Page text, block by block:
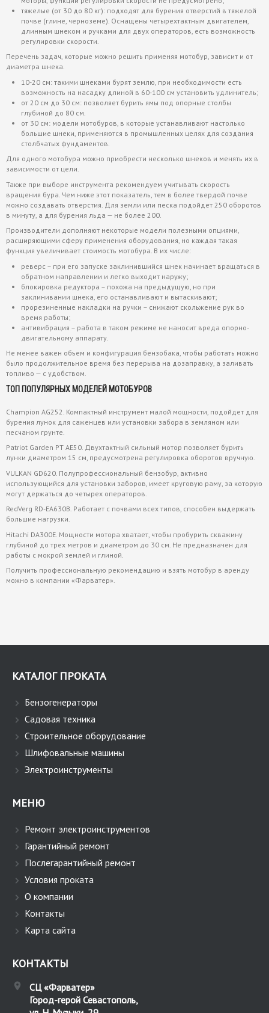
тяжелые (от 30 до 80 кг): подходят для бурения отверстий в тяжелой
почве (глине, черноземе). Оснащены четырехтактным двигателем,
длинным шнеком и ручками для двух операторов, есть возможность
регулировки скорости.
Перечень задач, которые можно решить применяя мотобур, зависит и от
диаметра шнека.
10-20 см: такими шнеками бурят землю, при необходимости есть
возможность на насадку длиной в 60-100 см установить удлинитель;
от 20 см до 30 см: позволяет бурить ямы под опорные столбы
глубиной до 80 см.
от 30 см: модели мотобуров, в которые устанавливают настолько
большие шнеки, применяются в промышленных целях для создания
столбчатых фундаментов.
Для одного мотобура можно приобрести несколько шнеков и менять их в
зависимости от цели.
Также при выборе инструмента рекомендуем учитывать скорость
вращения бура. Чем ниже этот показатель, тем в более твердой почве
можно создавать отверстия. Для земли или песка подойдет 250 оборотов
в минуту, а для бурения льда — не более 200.
Производители дополняют некоторые модели полезными опциями,
расширяющими сферу применения оборудования, но каждая такая
функция увеличивает стоимость мотобура. В их числе:
реверс – при его запуске заклинившийся шнек начинает вращаться в
обратном направлении и легко выходит наружу;
блокировка редуктора – похожа на предыдущую, но при
заклинивании шнека, его останавливают и вытаскивают;
прорезиненные накладки на ручки – снижают скольжение рук во
время работы;
антивибрация – работа в таком режиме не наносит вреда опорно-
двигательному аппарату.
Не менее важен объем и конфигурация бензобака, чтобы работать можно
было продолжительное время без перерыва на дозаправку, а заливать
топливо — с удобством.
ТОП ПОПУЛЯРНЫХ МОДЕЛЕЙ МОТОБУРОВ
Champion AG252. Компактный инструмент малой мощности, подойдет для
бурения лунок для саженцев или установки забора в земляном или
песчаном грунте.
Patriot Garden PT AE50. Двухтактный сильный мотор позволяет бурить
лунки диаметром 15 см, предусмотрена регулировка оборотов вручную.
VULKAN GD620. Полупрофессиональный бензобур, активно
использующийся для установки заборов, имеет круговую раму, за которую
могут держаться до четырех операторов.
RedVerg RD-EA630B. Работает с почвами всех типов, способен выдержать
большие нагрузки.
Hitachi DA300E. Мощности мотора хватает, чтобы пробурить скважину
глубиной до трех метров и диаметром до 30 см. Не предназначен для
работы с мокрой землей и глиной.
Получить профессиональную рекомендацию и взять мотобур в аренду
можно в компании «Фарватер».
КАТАЛОГ ПРОКАТА
Бензогенераторы
Садовая техника
Строительное оборудование
Шлифовальные машины
Электроинструменты
МЕНЮ
Ремонт электроинструментов
Гарантийный ремонт
Послегарантийный ремонт
Условия проката
О компании
Контакты
Карта сайта
КОНТАКТЫ
СЦ «Фарватер»
Город-герой Севастополь,